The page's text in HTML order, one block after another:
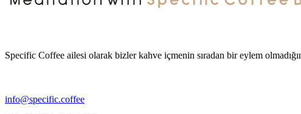
Specific Coffee ailesi olarak bizler kahve içmenin sıradan bir eylem
info@specific.coffee